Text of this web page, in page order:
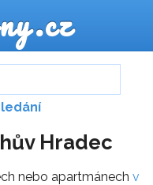
Hradec
nebo apartmánech v